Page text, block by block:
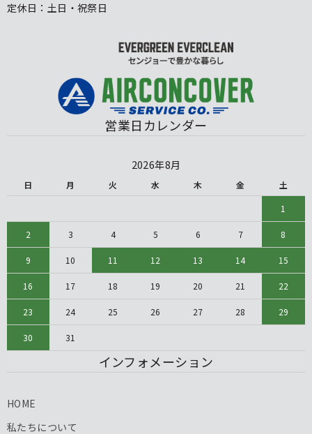
定休日：土日・祝祭日
営業日カレンダー
2026年8月
日 月 火 水 木 金
土
1
2 3 4 5 6 7 8
9 10 11 12 13 14 15
16 17 18 19 20 21 22
23 24 25 26 27 28 29
30 31
インフォメーション
HOME
私たちについて